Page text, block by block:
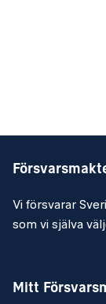
Vi försvarar
som vi själva
Mitt